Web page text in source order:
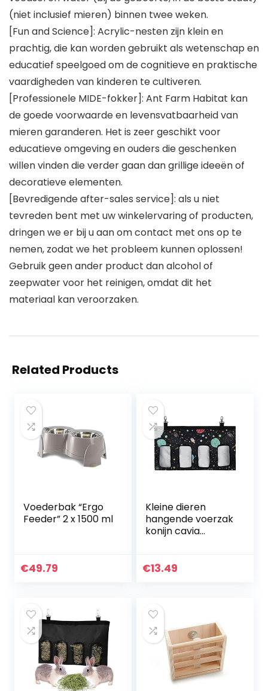
(niet inclusief mieren) binnen twee weken.
[Fun and Science]: Acrylic-nesten zijn klein en
prachtig, die kan worden gebruikt als wetenschap en
educatief speelgoed om de cognitieve en praktische
vaardigheden van kinderen te cultiveren.
[Professionele MIDE-fokker]: Ant Farm Habitat kan
de goede voorwaarde en levensvatbaarheid van
mieren garanderen. Het is zeer geschikt voor
educatieve omgeving en ouders die geschenken
willen vinden die verder gaan dan grillige ideeën of
decoratieve elementen.
[Bevredigende after-sales service]: als u niet
tevreden bent met uw winkelervaring of producten,
dringen we er bij u aan om contact met ons op te
nemen, zodat we het probleem kunnen oplossen!
Gebruik geen ander product dan alcohol of
zeepwater voor het reinigen, omdat dit het
materiaal kan veroorzaken.
Related Products
Voederbak “Ergo
Feeder” 2 x 1500 ml
€49.79
Kleine dieren
hangende voerzak
konijn cavia
voerzak cavia hooi
€13.49